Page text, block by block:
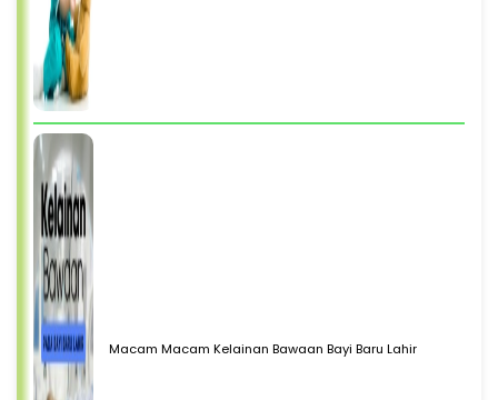
Macam Macam Kelainan Bawaan Bayi Baru Lahir